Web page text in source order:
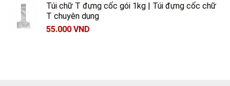
Túi chữ T đựng cốc gói 1kg | Túi đựng cốc chữ
T chuyên dụng
55.000 VND